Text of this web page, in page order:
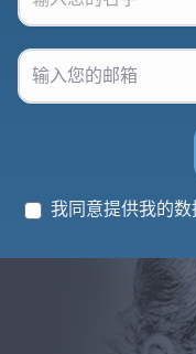
我同意提供我的数